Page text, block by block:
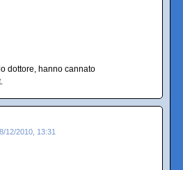
dottore, hanno cannato
12/2010, 13:31